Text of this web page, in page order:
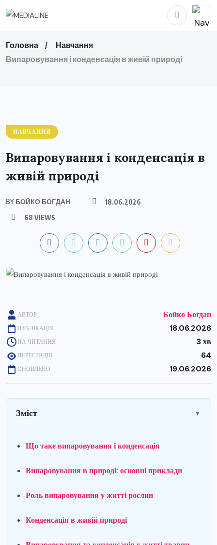
Головна
Навчання
Випаровування і конденсація в живій природі
НАВЧАННЯ
Випаровування і конденсація в
живій природі
BY БОЙКО БОГДАН
18.06.2026
68 VIEWS
АВТОР Бойко Богдан
ПУБЛІКАЦІЯ 18.06.2026
НА ЧИТАННЯ 3 хв
ПЕРЕГЛЯДІВ 64
ОНОВЛЕНО 19.06.2026
Зміст ▼
Що таке випаровування і конденсація
Випаровування в природі: основні приклади
Роль випаровування у житті рослин
Конденсація в живій природі